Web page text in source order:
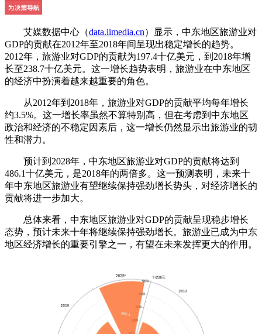
艾媒数据中心（data.iimedia.cn）显示，中东地区旅游业对
GDP的贡献在2012年至2018年间呈现出稳定增长的趋势。
2012年，旅游业对GDP的贡献为197.4十亿美元，到2018年增
长至238.7十亿美元。这一增长趋势表明，旅游业在中东地区
的经济中扮演着越来越重要的角色。
从2012年到2018年，旅游业对GDP的贡献平均每年增长
约3.5%。这一增长率虽然不算特别高，但在考虑到中东地区
政治和经济的不稳定因素后，这一增长仍然显示出旅游业的韧
性和潜力。
预计到2028年，中东地区旅游业对GDP的贡献将达到
486.1十亿美元，是2018年的两倍多。这一预测表明，未来十
年中东地区旅游业有望继续保持强劲增长势头，对经济增长的
贡献将进一步加大。
总体来看，中东地区旅游业对GDP的贡献呈现稳步增长
态势，预计未来十年将继续保持强劲增长。旅游业已成为中东
地区经济增长的重要引擎之一，有望在未来发挥更大的作用。